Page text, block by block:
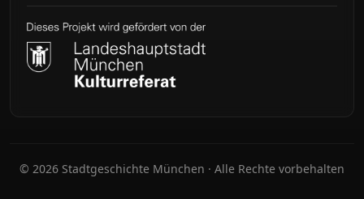
© 2026 Stadtgeschichte München · Alle Rechte vorbehalten